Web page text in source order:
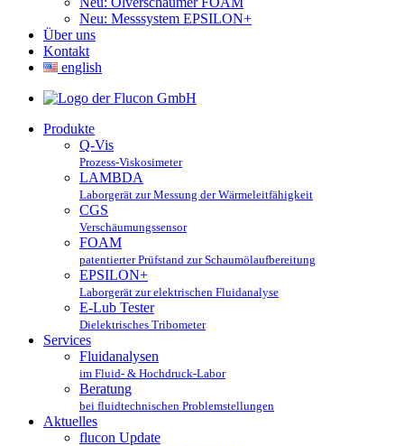
Neu: Messsystem EPSILON+
Über uns
Kontakt
english
Produkte
Q-Vis
Prozess-Viskosimeter
LAMBDA
Laborgerät zur Messung der Wärmeleitfähigkeit
CGS
Verschäumungssensor
FOAM
patentierter Prüfstand zur Schaumölaufbereitung
EPSILON+
Laborgerät zur elektrischen Fluidanalyse
E-Lub Tester
Dielektrisches Tribometer
Services
Fluidanalysen
im Fluid- & Hochdruck-Labor
Beratung
bei fluidtechnischen Problemstellungen
Aktuelles
flucon Update